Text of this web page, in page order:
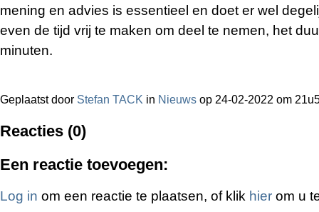
mening en advies is essentieel en doet er wel
even de tijd vrij te maken om deel te nemen, het
minuten.
Geplaatst door Stefan TACK in Nieuws op 24-02-2022 om
Reacties (0)
Een reactie toevoegen:
Log in om een reactie te plaatsen, of klik hier om u